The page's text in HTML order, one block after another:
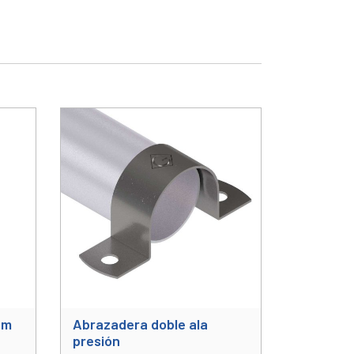
Abrazadera doble ala
presión